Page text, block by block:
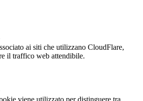
ai siti che utilizzano CloudFlare,
il traffico web attendibile.